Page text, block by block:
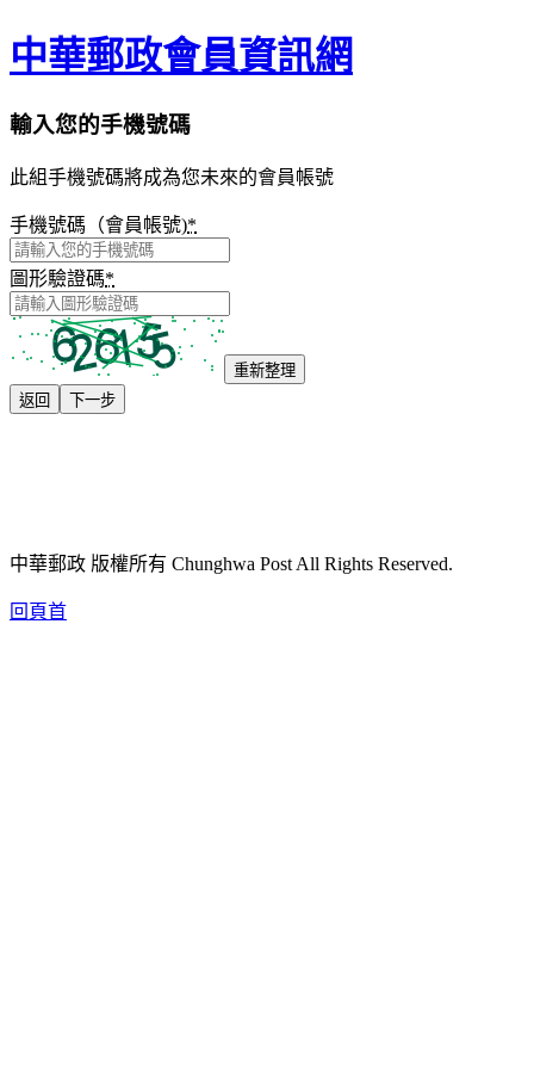
中華郵政會員資訊網
輸入您的手機號碼
此組手機號碼將成為您未來的會員帳號
手機號碼（會員帳號)*
圖形驗證碼*
重新整理
返回
下一步
中華郵政 版權所有 Chunghwa Post All Rights Reserved.
回頁首